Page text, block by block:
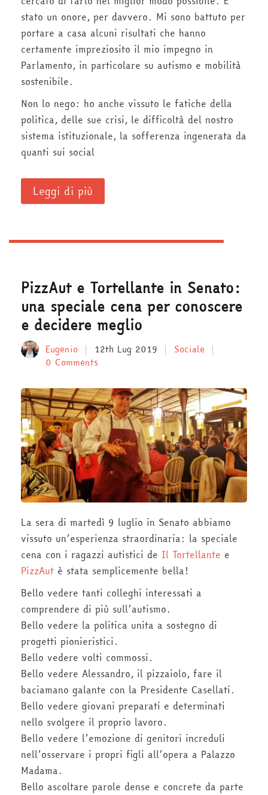
stato un onore, per davvero. Mi sono battuto per
portare a casa alcuni risultati che hanno
certamente impreziosito il mio impegno in
Parlamento, in particolare su autismo e mobilità
sostenibile.
Non lo nego: ho anche vissuto le fatiche della
politica, delle sue crisi, le difficoltà del nostro
sistema istituzionale, la sofferenza ingenerata da
quanti sui social
Leggi di più
PizzAut e Tortellante in Senato:
una speciale cena per conoscere
e decidere meglio
Eugenio 12th Lug 2019
Sociale
0 Comments
La sera di martedì 9 luglio in Senato abbiamo
vissuto un’esperienza straordinaria: la speciale
cena con i ragazzi autistici de Il Tortellante e
PizzAut è stata semplicemente bella!
Bello vedere tanti colleghi interessati a
comprendere di più sull’autismo.
Bello vedere la politica unita a sostegno di
progetti pionieristici.
Bello vedere volti commossi.
Bello vedere Alessandro, il pizzaiolo, fare il
baciamano galante con la Presidente Casellati.
Bello vedere giovani preparati e determinati
nello svolgere il proprio lavoro.
Bello vedere l’emozione di genitori increduli
nell’osservare i propri figli all’opera a Palazzo
Madama.
Bello ascoltare parole dense e concrete da parte